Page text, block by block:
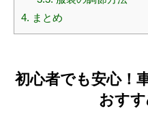
4. まとめ
初心者でも安心！
おす